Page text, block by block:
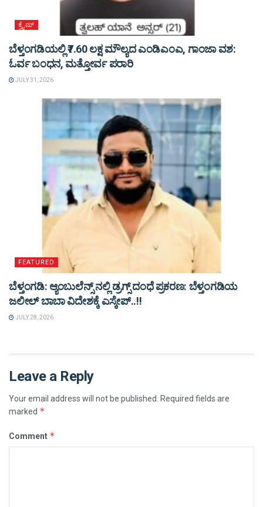
ಕ್ರೈಮ್
ಬೆಳ್ತಂಗಡಿಯಲ್ಲಿ ₹7.60 ಲಕ್ಷ ಮೌಲ್ಯದ ಎಂಡಿಎಂಎ, ಗಾಂಜಾ ವಶ:
ಓರ್ವ ಬಂಧನ, ಮತ್ತೋರ್ವ ಪರಾರಿ
JULY 31, 2026
FEATURED
ಬೆಳ್ತಂಗಡಿ: ಆ್ಯಂಬುಲೆನ್ಸ್ ನಲ್ಲಿ ಡ್ರಗ್ಸ್ ದಂಧೆ ಪ್ರಕರಣ: ಬೆಳ್ತಂಗಡಿಯ
ಜಲೀಲ್ ಬಾಬಾ ವಿದೇಶಕ್ಕೆ ಎಸ್ಕೇಪ್..!!
JULY 28, 2026
Leave a Reply
Your email address will not be published. Required fields are
marked *
Comment *